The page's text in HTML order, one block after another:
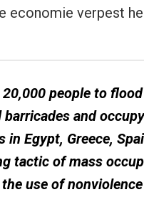
economie verpest
people to
and
Egypt, Greece,
tactic of mass
use of